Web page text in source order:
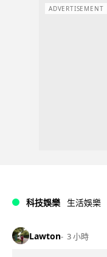
ADVERTISEMENT
科技娛樂 生活娛樂
Lawton 3 小時